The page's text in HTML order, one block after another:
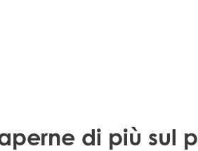
di più sul